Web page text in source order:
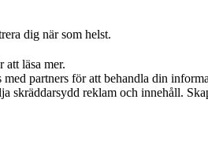
dig när som helst.
läsa mer.
partners för att behandla din
skräddarsydd reklam och innehåll.